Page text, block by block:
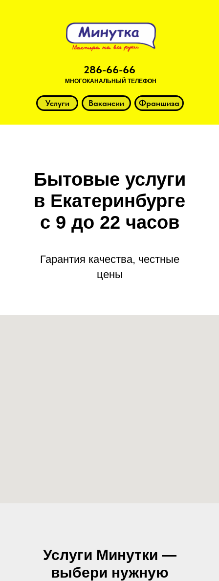
286-66-66
МНОГОКАНАЛЬНЫЙ ТЕЛЕФОН
Услуги Вакансии Франшиза
Бытовые услуги
в Екатеринбурге
с 9 до 22 часов
Гарантия качества, честные
цены
Услуги Минутки —
выбери нужную